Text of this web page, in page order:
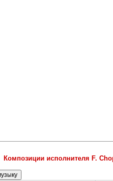
Композиции исполнителя F.